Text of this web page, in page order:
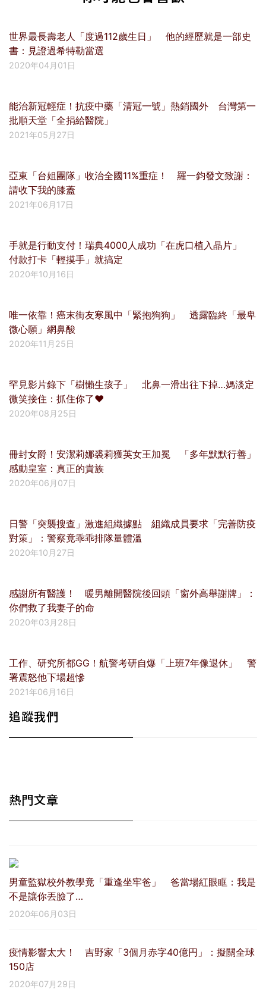
世界最長壽老人「度過112歲生日」 他的經歷就是一部史
書：見證過希特勒當選
2020年04月01日
能治新冠輕症！抗疫中藥「清冠一號」熱銷國外 台灣第一
批順天堂「全捐給醫院」
2021年05月27日
亞東「台姐團隊」收治全國11%重症！ 羅一鈞發文致謝：
請收下我的膝蓋
2021年06月17日
手就是行動支付！瑞典4000人成功「在虎口植入晶片」
付款打卡「輕摸手」就搞定
2020年10月16日
唯一依靠！癌末街友寒風中「緊抱狗狗」 透露臨終「最卑
微心願」網鼻酸
2020年11月25日
罕見影片錄下「樹懶生孩子」 北鼻一滑出往下掉…媽淡定
微笑接住：抓住你了❤
2020年08月25日
冊封女爵！安潔莉娜裘莉獲英女王加冕 「多年默默行善」
感動皇室：真正的貴族
2020年06月07日
日警「突襲搜查」激進組織據點 組織成員要求「完善防疫
對策」：警察竟乖乖排隊量體溫
2020年10月27日
感謝所有醫護！ 暖男離開醫院後回頭「窗外高舉謝牌」：
你們救了我妻子的命
2020年03月28日
工作、研究所都GG！航警考研自爆「上班7年像退休」 警
署震怒他下場超慘
2021年06月16日
追蹤我們
熱門文章
男童監獄校外教學竟「重逢坐牢爸」 爸當場紅眼眶：我是
不是讓你丟臉了…
2020年06月03日
疫情影響太大！ 吉野家「3個月赤字40億円」：擬關全球
150店
2020年07月29日